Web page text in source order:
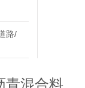
路/
青混合料